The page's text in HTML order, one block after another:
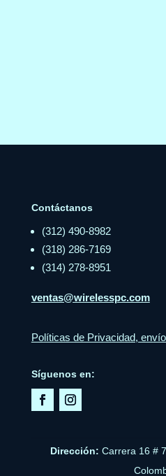
Contáctanos
(312) 490-8982
(318) 286-7169
(314) 278-8951
ventas@wirelesspc.com
Políticas de Privacidad,
Síguenos en:
Dirección:Carrera 16 #